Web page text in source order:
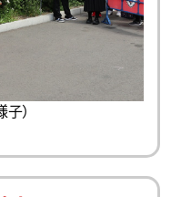
子）